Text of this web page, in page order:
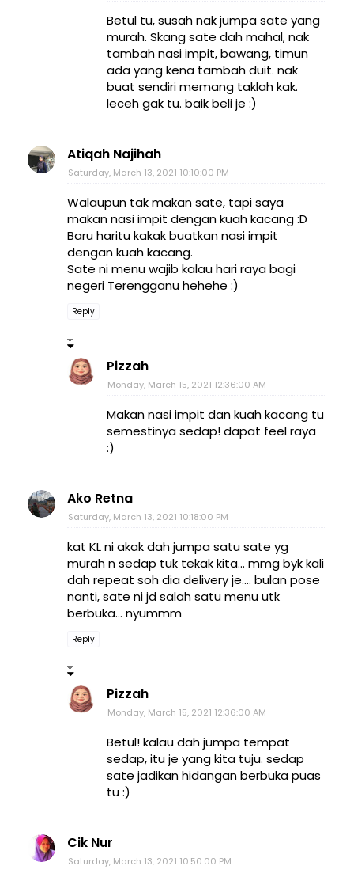
Betul tu, susah nak jumpa sate yang
murah. Skang sate dah mahal, nak
tambah nasi impit, bawang, timun
ada yang kena tambah duit. nak
buat sendiri memang taklah kak.
leceh gak tu. baik beli je :)
Atiqah Najihah
Saturday, March 13, 2021 10:10:00 PM
Walaupun tak makan sate, tapi saya
makan nasi impit dengan kuah kacang :D
Baru haritu kakak buatkan nasi impit
dengan kuah kacang.
Sate ni menu wajib kalau hari raya bagi
negeri Terengganu hehehe :)
Reply
Pizzah
Monday, March 15, 2021 12:36:00 AM
Makan nasi impit dan kuah kacang tu
semestinya sedap! dapat feel raya
:)
Ako Retna
Saturday, March 13, 2021 10:18:00 PM
kat KL ni akak dah jumpa satu sate yg
murah n sedap tuk tekak kita... mmg byk kali
dah repeat soh dia delivery je.... bulan pose
nanti, sate ni jd salah satu menu utk
berbuka... nyummm
Reply
Pizzah
Monday, March 15, 2021 12:36:00 AM
Betul! kalau dah jumpa tempat
sedap, itu je yang kita tuju. sedap
sate jadikan hidangan berbuka puas
tu :)
Cik Nur
Saturday, March 13, 2021 10:50:00 PM